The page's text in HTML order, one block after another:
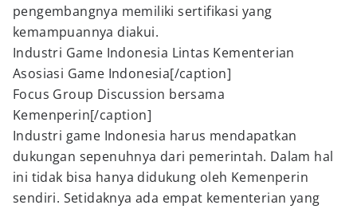
pengembangnya memiliki sertifikasi yang
kemampuannya diakui.
Industri Game Indonesia Lintas Kementerian
Asosiasi Game Indonesia[/caption]
Focus Group Discussion bersama
Kemenperin[/caption]
Industri game Indonesia harus mendapatkan
dukungan sepenuhnya dari pemerintah. Dalam hal
ini tidak bisa hanya didukung oleh Kemenperin
sendiri. Setidaknya ada empat kementerian yang